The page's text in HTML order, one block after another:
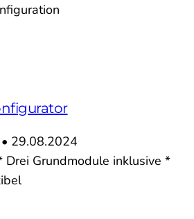
• 29.08.2024
Grundmodule inklusive *